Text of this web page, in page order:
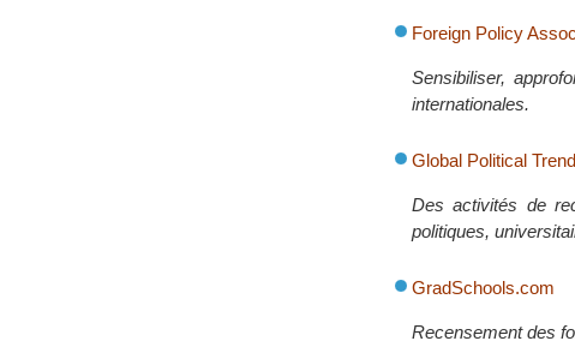
Foreign Policy
Sensibiliser,
internationales.
Global Political
Des activités de
politiques,
GradSchools.com
Recensement des